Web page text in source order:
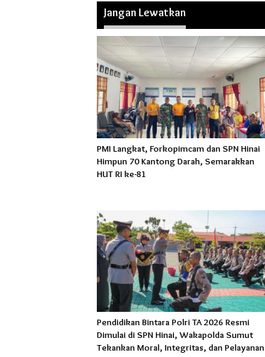
Jangan Lewatkan
PMI Langkat, Forkopimcam dan SPN Hinai
Himpun 70 Kantong Darah, Semarakkan
HUT RI ke-81
Pendidikan Bintara Polri TA 2026 Resmi
Dimulai di SPN Hinai, Wakapolda Sumut
Tekankan Moral, Integritas, dan Pelayanan